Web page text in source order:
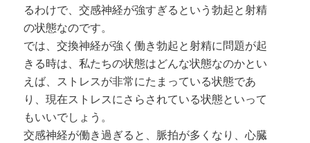
るわけで、交感神経が強すぎるという勃起と射精
の状態なのです。
では、交換神経が強く働き勃起と射精に問題が起
きる時は、私たちの状態はどんな状態なのかとい
えば、ストレスが非常にたまっている状態であ
り、現在ストレスにさらされている状態といって
もいいでしょう。
交感神経が働き過ぎると、脈拍が多くなり、心臓